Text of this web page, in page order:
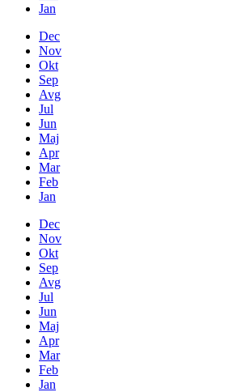
Jan
Dec
Nov
Okt
Sep
Avg
Jul
Jun
Maj
Apr
Mar
Feb
Jan
Dec
Nov
Okt
Sep
Avg
Jul
Jun
Maj
Apr
Mar
Feb
Jan